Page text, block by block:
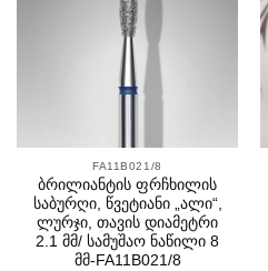
FA11B021/8
ბრილიანტის ფრჩხილის
საბურღი, წვეტიანი „ალი“,
ლურჯი, თავის დიამეტრი
2.1 მმ/ სამუშაო ნაწილი 8
მმ-FA11B021/8